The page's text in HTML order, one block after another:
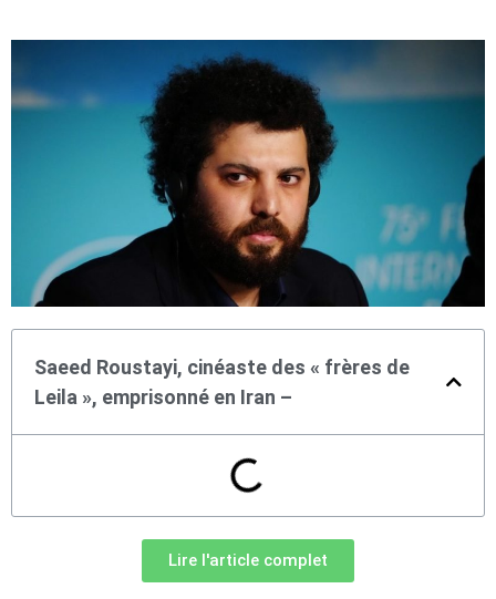
Saeed Roustayi, cinéaste des « frères de
Leila », emprisonné en Iran –
Lire l'article complet